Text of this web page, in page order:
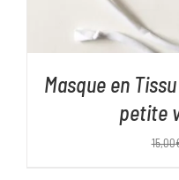
Masque en
petite
15,00